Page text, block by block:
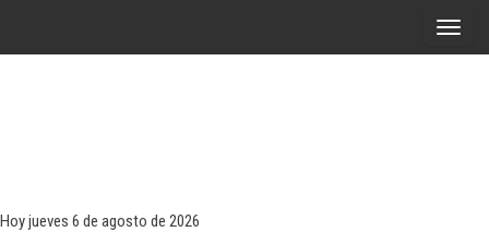
A
Hoy jueves 6 de agosto de 2026